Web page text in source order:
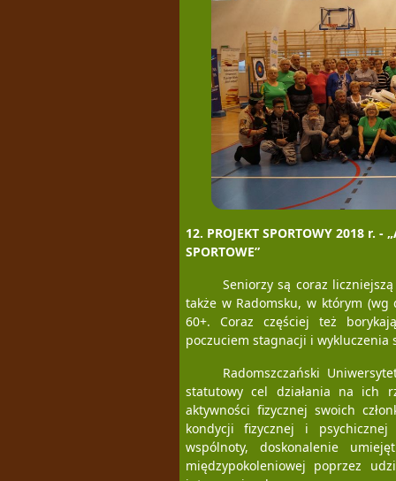
12. PROJEKT SPORTOWY 2018 r. -
SPORTOWE”
Seniorzy są coraz
także w Radomsku, w którym (wg
60+. Coraz częściej też
poczuciem stagnacji i wykluczenia
Radomszczański
statutowy cel działania na ich
aktywności fizycznej swoich
kondycji fizycznej i
wspólnoty, doskonalenie
międzypokoleniowej poprzez